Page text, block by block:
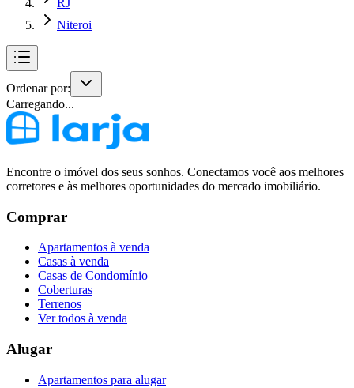
RJ
Niteroi
Ordenar por:
Carregando...
Encontre o imóvel dos seus sonhos. Conectamos você aos melhores
corretores e às melhores oportunidades do mercado imobiliário.
Comprar
Apartamentos à venda
Casas à venda
Casas de Condomínio
Coberturas
Terrenos
Ver todos à venda
Alugar
Apartamentos para alugar